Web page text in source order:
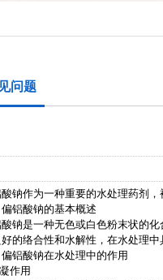
问题
钠作为一种重要的水处理药剂
铝酸钠的基本概述
钠是一种无色或白色粉末状的
的络合性和水解性，在水处理中
铝酸钠在水处理中的作用
作用